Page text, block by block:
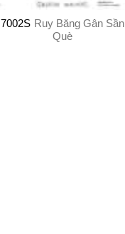
7002S Ruy Băng Gân Sần
Què